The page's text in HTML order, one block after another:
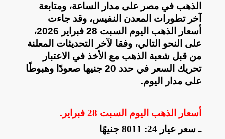
الذهب في مصر على مدار الساعة، ومتابعة
آخر تطورات المعدن النفيس، وقد جاءت
أسعار الذهب اليوم السبت 28 فبراير 2026،
على النحو التالي، وفقا لآخر التحديثات المعلنة
من قبل شعبة الذهب مع الأخذ في الاعتبار
تحريك السعر في حدد 20 جنيها صعودًا وهبوطًا
على مدار اليوم.
أسعار الذهب اليوم السبت 28 فبراير
.
ـ سعر عيار 24: 8011 جنيهًا